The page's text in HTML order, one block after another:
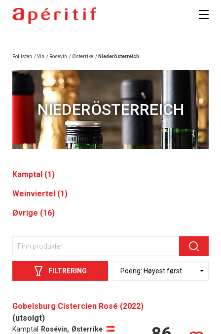
Pollisten /Vin / Rosevin / Østerrike / Niederösterreich
NIEDERÖSTERREICH
Kamptal (1)
Weinviertel (1)
Øvrige (16)
FILTRERING
Gobelsburg Cistercien Rosé (2022)
(utsolgt)
Kamptal Rosévin, Østerrike